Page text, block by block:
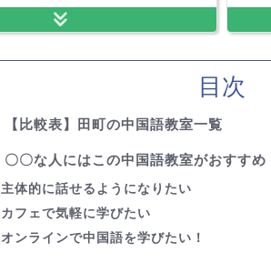
目次
【比較表】田町の中国語教室一覧
〇〇な人にはこの中国語教室がおすすめ
主体的に話せるようになりたい
カフェで気軽に学びたい
オンラインで中国語を学びたい！